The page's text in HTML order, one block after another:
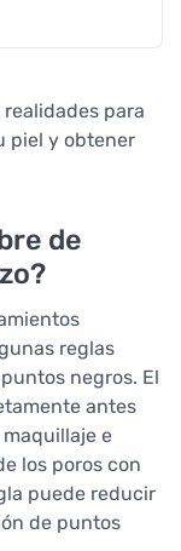
para
piel y obtener
de
reglas
negros. El
antes
e
los poros con
puede reducir
de puntos